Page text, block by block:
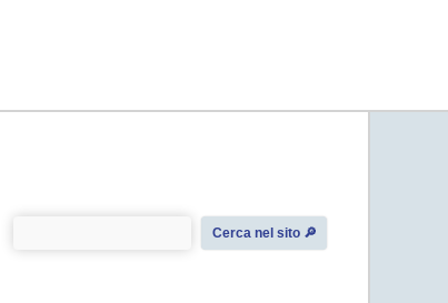
Cerca nel sito 🔎︎